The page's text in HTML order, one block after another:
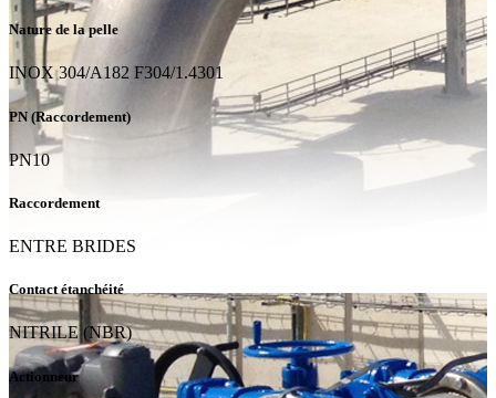
Nature de la pelle
INOX 304/A182 F304/1.4301
PN (Raccordement)
PN10
Raccordement
ENTRE BRIDES
Contact étanchéité
NITRILE (NBR)
Actionneur